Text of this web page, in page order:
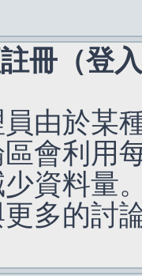
冊（登
由於某
會利用
資料量
多的討